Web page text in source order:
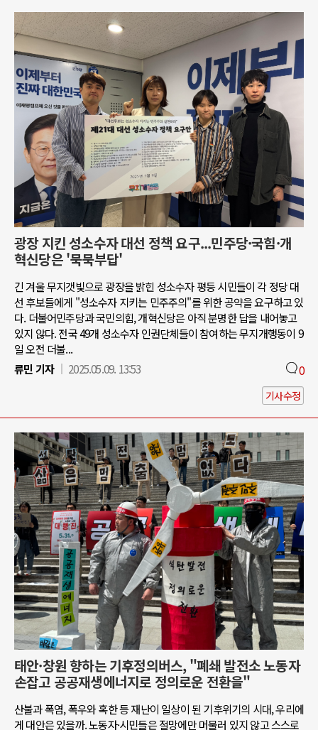
광장 지킨 성소수자 대선 정책 요구...민주당·국힘·개
혁신당은 '묵묵부답'
긴 겨울 무지갯빛으로 광장을 밝힌 성소수자 평등 시민들이 각 정당 대
선 후보들에게 "성소수자 지키는 민주주의"를 위한 공약을 요구하고 있
다. 더불어민주당과 국민의힘, 개혁신당은 아직 분명한 답을 내어놓고
있지 않다. 전국 49개 성소수자 인권단체들이 참여하는 무지개행동이 9
일 오전 더불...
류민 기자
2025.05.09. 13:53 0
기사수정
태안·창원 향하는 기후정의버스, "폐쇄 발전소 노동자
손잡고 공공재생에너지로 정의로운 전환을"
산불과 폭염, 폭우와 혹한 등 재난이 일상이 된 기후위기의 시대, 우리에
게 대안은 있을까. 노동자·시민들은 절망에만 머물러 있지 않고 스스로